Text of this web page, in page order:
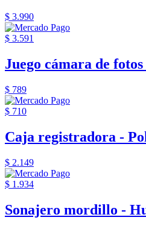
$ 3.990
$ 3.591
Juego cámara de
$ 789
$ 710
Caja registradora -
$ 2.149
$ 1.934
Sonajero mordillo -